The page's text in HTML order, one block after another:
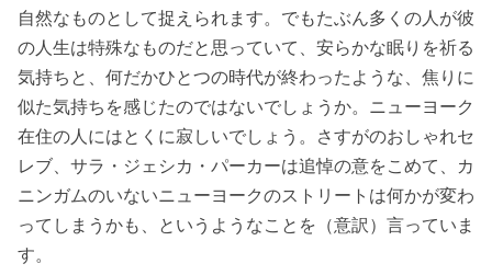
自然なものとして捉えられます。でもたぶん多くの人が彼
の人生は特殊なものだと思っていて、安らかな眠りを祈る
気持ちと、何だかひとつの時代が終わったような、焦りに
似た気持ちを感じたのではないでしょうか。ニューヨーク
在住の人にはとくに寂しいでしょう。さすがのおしゃれセ
レブ、サラ・ジェシカ・パーカーは追悼の意をこめて、カ
ニンガムのいないニューヨークのストリートは何かが変わ
ってしまうかも、というようなことを（意訳）言っていま
す。